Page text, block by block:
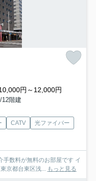
円～12,000円
階建
CATV
光ファイバー
手数料が無料のお部屋です イ
京都台東区浅... もっと見る